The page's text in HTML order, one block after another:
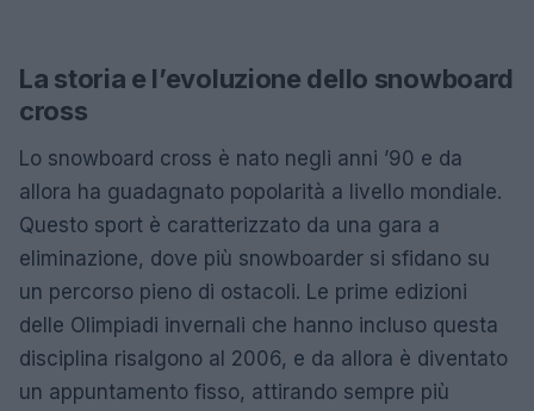
La storia e l’evoluzione dello snowboard
cross
Lo snowboard cross è nato negli anni ’90 e da
allora ha guadagnato popolarità a livello mondiale.
Questo sport è caratterizzato da una gara a
eliminazione, dove più snowboarder si sfidano su
un percorso pieno di ostacoli. Le prime edizioni
delle Olimpiadi invernali che hanno incluso questa
disciplina risalgono al 2006, e da allora è diventato
un appuntamento fisso, attirando sempre più